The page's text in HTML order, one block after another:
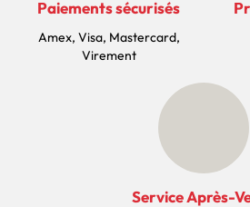
Paiements sécurisés
Amex, Visa, Mastercard,
Virement
Service Après-